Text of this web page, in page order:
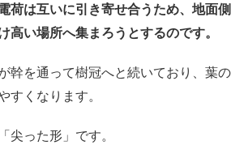
荷は互いに引き寄せ合うため、地面側
高い場所へ集まろうとするのです。
幹を通って樹冠へと続いており、葉の
すくなります。
尖った形」です。